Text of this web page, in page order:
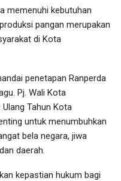
memenuhi kebutuhan
pangan merupakan
di Kota
penetapan Ranperda
Pj. Wali Kota
Tahun Kota
untuk menumbuhkan
bela negara, jiwa
daerah.
kepastian hukum bagi